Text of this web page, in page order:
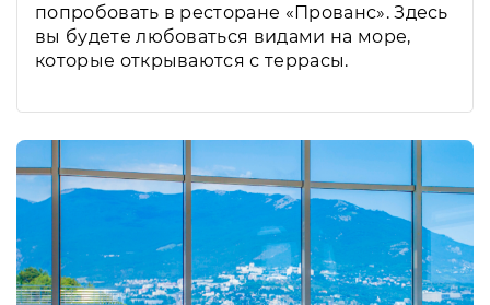
попробовать в ресторане «Прованс». Здесь
вы будете любоваться видами на море,
которые открываются с террасы.